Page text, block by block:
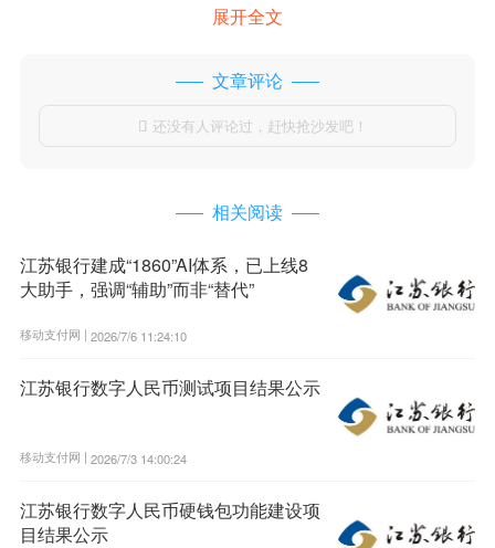
展开全文
文章评论
 还没有人评论过，赶快抢沙发吧！
相关阅读
江苏银行建成“1860”AI体系，已上线8
大助手，强调“辅助”而非“替代”
移动支付网 | 2026/7/6 11:24:10
江苏银行数字人民币测试项目结果公示
移动支付网 | 2026/7/3 14:00:24
江苏银行数字人民币硬钱包功能建设项
目结果公示